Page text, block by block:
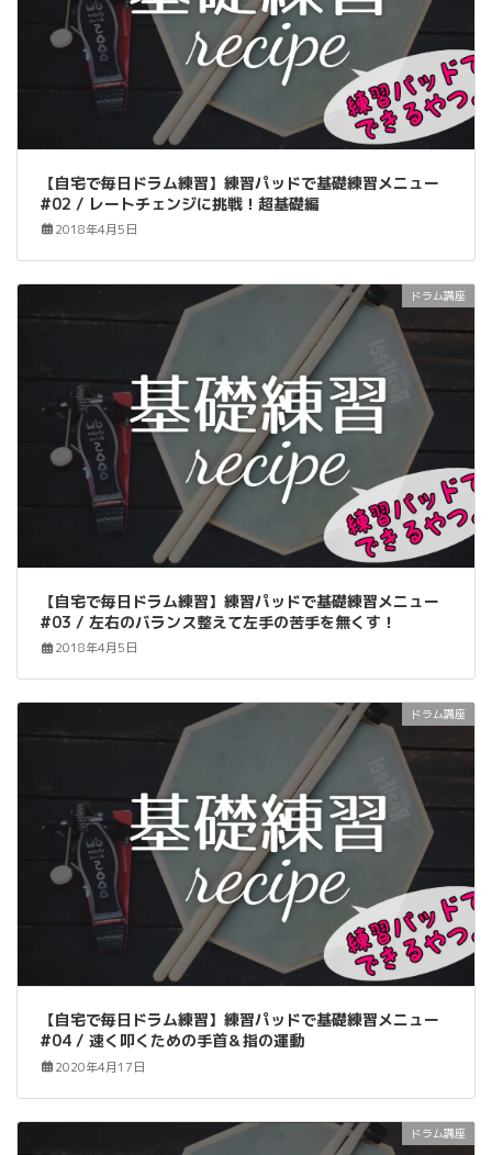
【自宅で毎日ドラム練習】練習パッドで基礎練習メニュー
#02 / レートチェンジに挑戦！超基礎編
2018年4月5日
ドラム講座
【自宅で毎日ドラム練習】練習パッドで基礎練習メニュー
#03 / 左右のバランス整えて左手の苦手を無くす！
2018年4月5日
ドラム講座
【自宅で毎日ドラム練習】練習パッドで基礎練習メニュー
#04 / 速く叩くための手首＆指の運動
2020年4月17日
ドラム講座